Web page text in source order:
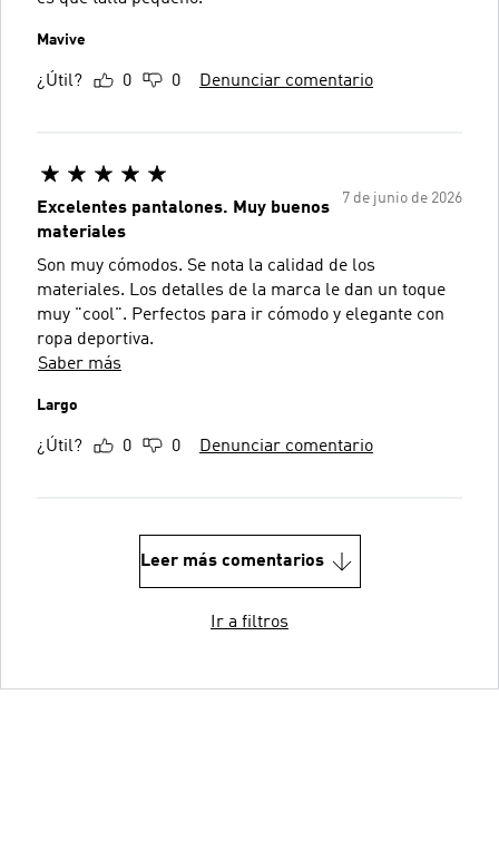
Mavive
¿Útil? 0 0 Denunciar comentario
7 de junio de 2026
Excelentes pantalones. Muy buenos
materiales
Son muy cómodos. Se nota la calidad de los
materiales. Los detalles de la marca le dan un toque
muy "cool". Perfectos para ir cómodo y elegante con
ropa deportiva.
Saber más
Largo
¿Útil? 0 0 Denunciar comentario
Leer más comentarios
Ir a filtros